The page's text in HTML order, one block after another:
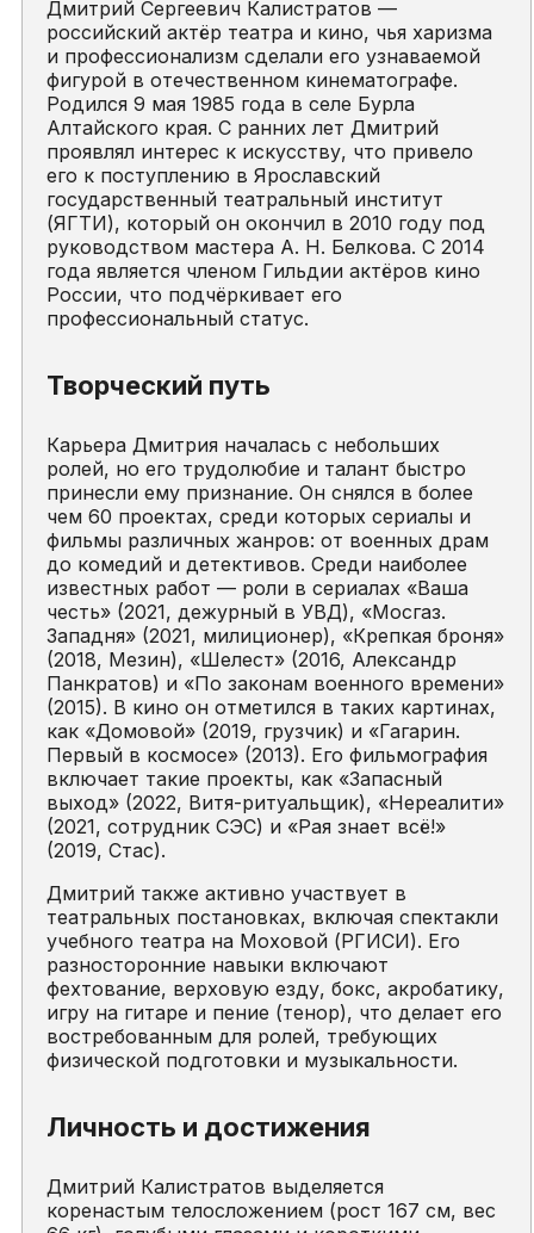
Дмитрий Сергеевич Калистратов —
российский актёр театра и кино, чья харизма
и профессионализм сделали его узнаваемой
фигурой в отечественном кинематографе.
Родился 9 мая 1985 года в селе Бурла
Алтайского края. С ранних лет Дмитрий
проявлял интерес к искусству, что привело
его к поступлению в Ярославский
государственный театральный институт
(ЯГТИ), который он окончил в 2010 году под
руководством мастера А. Н. Белкова. С 2014
года является членом Гильдии актёров кино
России, что подчёркивает его
профессиональный статус.
Творческий путь
Карьера Дмитрия началась с небольших
ролей, но его трудолюбие и талант быстро
принесли ему признание. Он снялся в более
чем 60 проектах, среди которых сериалы и
фильмы различных жанров: от военных драм
до комедий и детективов. Среди наиболее
известных работ — роли в сериалах «Ваша
честь» (2021, дежурный в УВД), «Мосгаз.
Западня» (2021, милиционер), «Крепкая броня»
(2018, Мезин), «Шелест» (2016, Александр
Панкратов) и «По законам военного времени»
(2015). В кино он отметился в таких картинах,
как «Домовой» (2019, грузчик) и «Гагарин.
Первый в космосе» (2013). Его фильмография
включает такие проекты, как «Запасный
выход» (2022, Витя-ритуальщик), «Нереалити»
(2021, сотрудник СЭС) и «Рая знает всё!»
(2019, Стас).
Дмитрий также активно участвует в
театральных постановках, включая спектакли
учебного театра на Моховой (РГИСИ). Его
разносторонние навыки включают
фехтование, верховую езду, бокс, акробатику,
игру на гитаре и пение (тенор), что делает его
востребованным для ролей, требующих
физической подготовки и музыкальности.
Личность и достижения
Дмитрий Калистратов выделяется
коренастым телосложением (рост 167 см, вес